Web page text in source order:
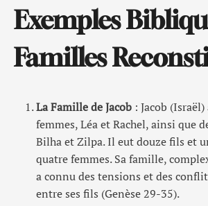
Exemples
Familles
La Famille de Jacob : Jacob
femmes, Léa et Rachel, ainsi que
Bilha et Zilpa. Il eut douze fils et
quatre femmes. Sa famille,
a connu des tensions et des
entre ses fils (Genèse 29-35).